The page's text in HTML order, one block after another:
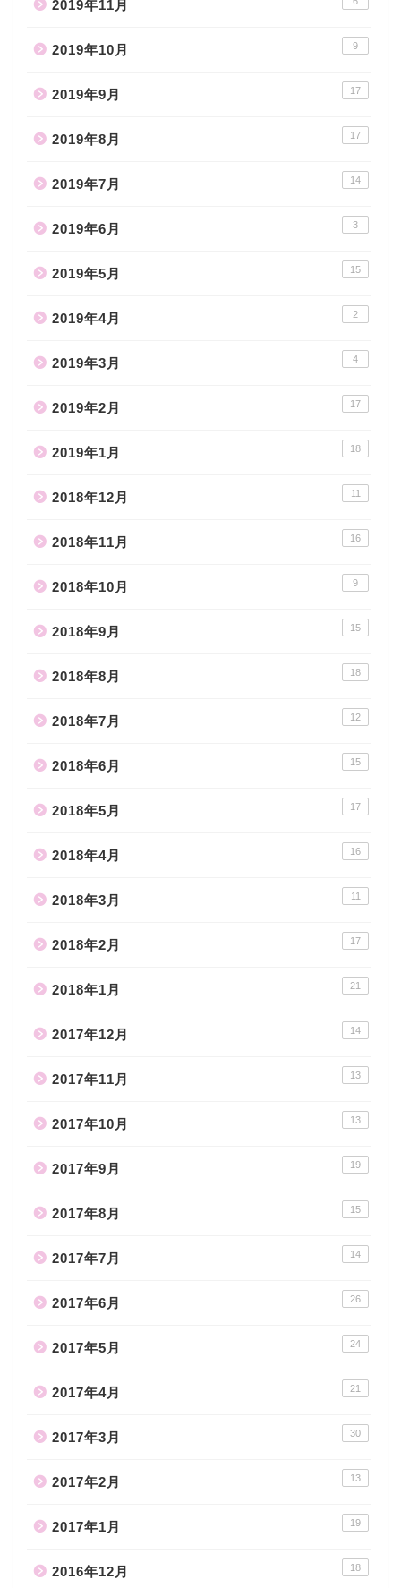
2019年11月
2019年10月 9
2019年9月 17
2019年8月 17
2019年7月 14
2019年6月 3
2019年5月 15
2019年4月 2
2019年3月 4
2019年2月 17
2019年1月 18
2018年12月 11
2018年11月 16
2018年10月 9
2018年9月 15
2018年8月 18
2018年7月 12
2018年6月 15
2018年5月 17
2018年4月 16
2018年3月 11
2018年2月 17
2018年1月 21
2017年12月 14
2017年11月 13
2017年10月 13
2017年9月 19
2017年8月 15
2017年7月 14
2017年6月 26
2017年5月 24
2017年4月 21
2017年3月 30
2017年2月 13
2017年1月 19
2016年12月 18